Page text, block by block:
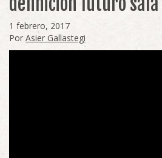
1 febrero, 2017
Por Asier Gallastegi